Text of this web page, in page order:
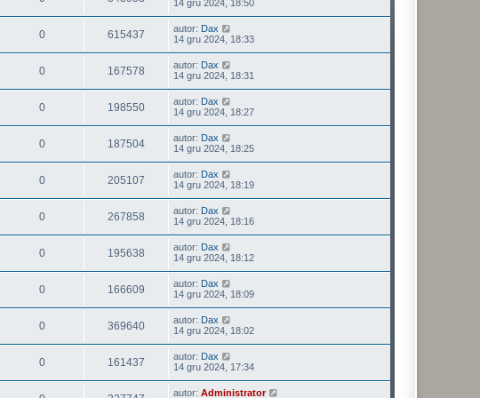
14 gru 2024, 18:50
0 615437 autor: Dax
14 gru 2024, 18:33
0 167578 autor: Dax
14 gru 2024, 18:31
0 198550 autor: Dax
14 gru 2024, 18:27
0 187504 autor: Dax
14 gru 2024, 18:25
0 205107 autor: Dax
14 gru 2024, 18:19
0 267858 autor: Dax
14 gru 2024, 18:16
0 195638 autor: Dax
14 gru 2024, 18:12
0 166609 autor: Dax
14 gru 2024, 18:09
0 369640 autor: Dax
14 gru 2024, 18:02
0 161437 autor: Dax
14 gru 2024, 17:34
autor: Administrator